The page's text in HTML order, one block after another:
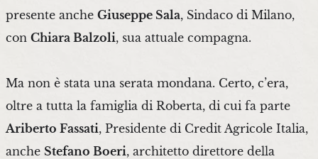
presente anche Giuseppe Sala, Sindaco di Milano,
con Chiara Balzoli, sua attuale compagna.
Ma non è stata una serata mondana. Certo, c’era,
oltre a tutta la famiglia di Roberta, di cui fa parte
Ariberto Fassati, Presidente di Credit Agricole Italia,
anche Stefano Boeri, architetto direttore della